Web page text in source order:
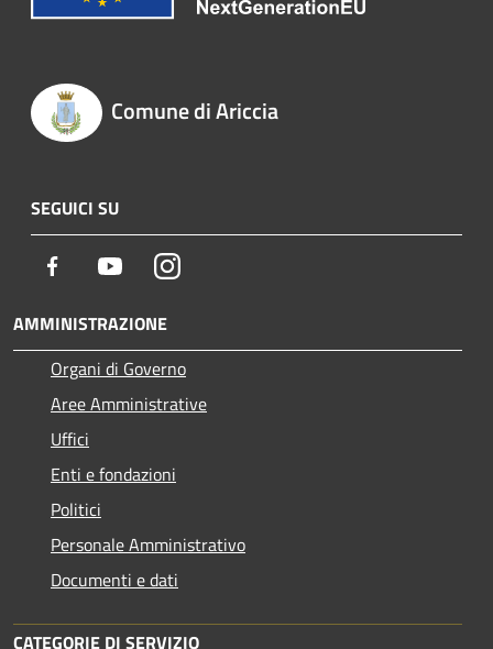
Comune di Ariccia
SEGUICI SU
Facebook YoutubeInstagram
AMMINISTRAZIONE
Organi di Governo
Aree Amministrative
Uffici
Enti e fondazioni
Politici
Personale Amministrativo
Documenti e dati
CATEGORIE DI SERVIZIO